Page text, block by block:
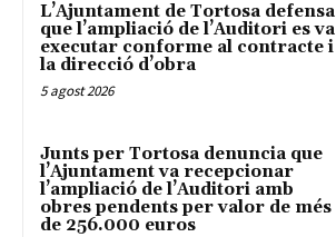
L’Ajuntament de Tortosa defensa
que l’ampliació de l’Auditori es va
executar conforme al contracte i
la direcció d’obra
5 agost 2026
Junts per Tortosa denuncia que
l’Ajuntament va recepcionar
l’ampliació de l’Auditori amb
obres pendents per valor de més
de 256.000 euros